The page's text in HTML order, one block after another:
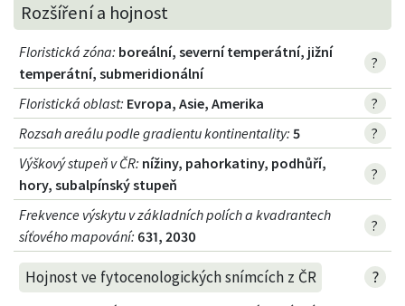
Rozšíření a hojnost
Floristická zóna: boreální, severní temperátní, jižní
temperátní, submeridionální
?
Floristická oblast: Evropa, Asie, Amerika
?
Rozsah areálu podle gradientu kontinentality: 5
?
Výškový stupeň v ČR: nížiny, pahorkatiny, podhůří,
hory, subalpínský stupeň
?
Frekvence výskytu v základních polích a kvadrantech
síťového mapování: 631, 2030
?
Hojnost ve fytocenologických snímcích z ČR ?